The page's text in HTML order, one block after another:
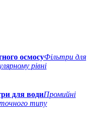
осмосуФільтри для
рівні
для водиПромийні
типу